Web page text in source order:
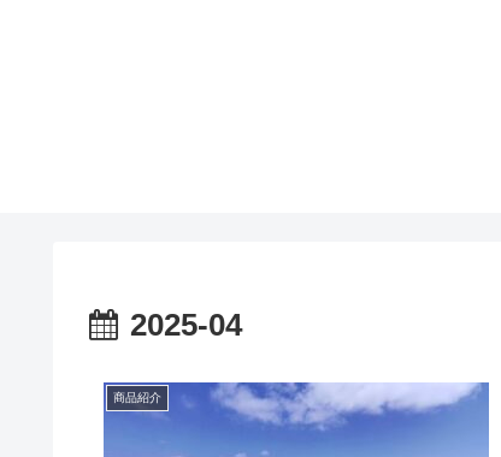
2025-04
商品紹介